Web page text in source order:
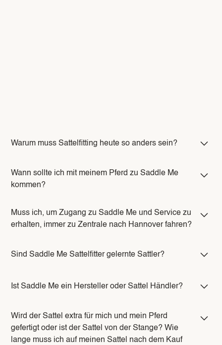
Warum muss Sattelfitting heute so anders sein?
Wann sollte ich mit meinem Pferd zu Saddle Me
kommen?
Muss ich, um Zugang zu Saddle Me und Service zu
erhalten, immer zu Zentrale nach Hannover fahren?
Sind Saddle Me Sattelfitter gelernte Sattler?
Ist Saddle Me ein Hersteller oder Sattel Händler?
Wird der Sattel extra für mich und mein Pferd
gefertigt oder ist der Sattel von der Stange? Wie
lange muss ich auf meinen Sattel nach dem Kauf